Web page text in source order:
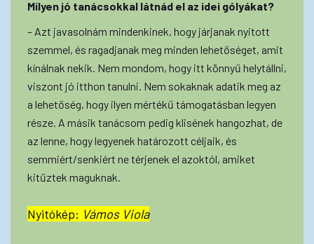
Milyen jó tanácsokkal látnád el az idei gólyákat?
– Azt javasolnám mindenkinek, hogy járjanak nyitott
szemmel, és ragadjanak meg minden lehetőséget, amit
kínálnak nekik. Nem mondom, hogy itt könnyű helytállni,
viszont jó itthon tanulni. Nem sokaknak adatik meg az
a lehetőség, hogy ilyen mértékű támogatásban legyen
része. A másik tanácsom pedig klisének hangozhat, de
az lenne, hogy legyenek határozott céljaik, és
semmiért/senkiért ne térjenek el azoktól, amiket
kitűztek maguknak.
Nyitókép: Vámos Viola